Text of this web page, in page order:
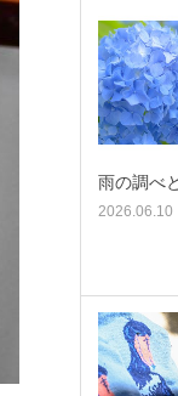
雨の調べ
2026.06.10